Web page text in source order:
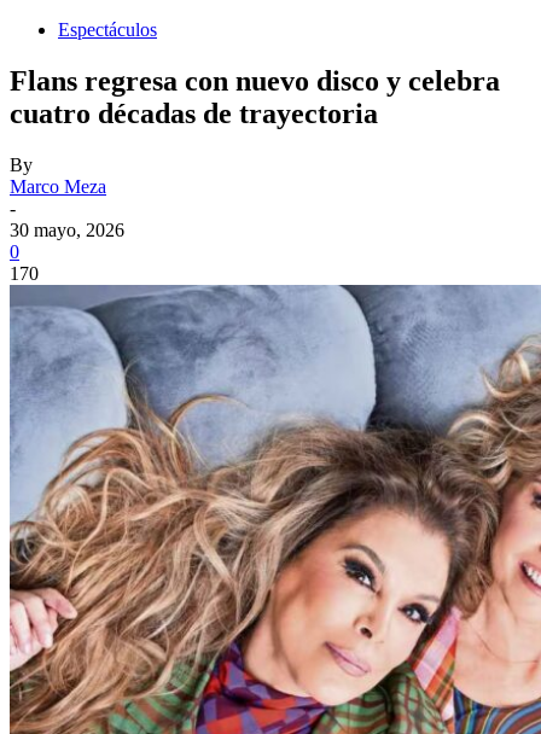
Espectáculos
Flans regresa con nuevo disco y celebra
cuatro décadas de trayectoria
By
Marco Meza
-
30 mayo, 2026
0
170